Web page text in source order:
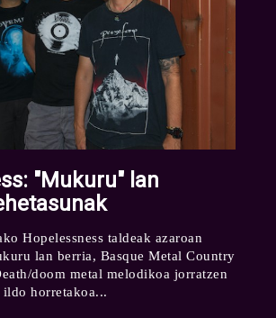
"Mukuru" lan
Hopelessness taldeak azaroan
lan berria, Basque Metal Country
doom metal melodikoa jorratzen
horretakoa...